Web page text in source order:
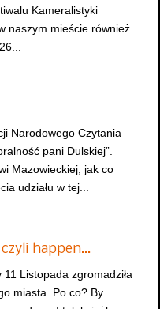
Kameralistyki
naszym mieście również
Narodowego Czytania
pani Dulskiej”.
Mazowieckiej, jak co
udziału w tej...
czyli happen…
Listopada zgromadziła
miasta. Po co? By